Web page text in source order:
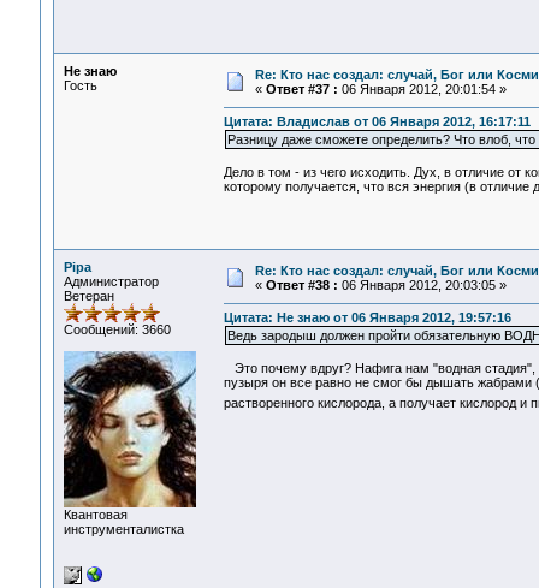
Не знаю
Гость
Re: Кто нас создал: случай, Бог или
« Ответ #37 : 06 Января 2012, 20:01:54 »
Цитата: Владислав от 06 Января 2012, 16:17:11
Разницу даже сможете определить? Что влоб, что
Дело в том - из чего исходить. Дух, в отличие от
которому получается, что вся энергия (в
Pipa
Администратор
Ветеран
Сообщений: 3660
Квантовая
инструменталистка
Re: Кто нас создал: случай, Бог или
« Ответ #38 : 06 Января 2012, 20:03:05 »
Цитата: Не знаю от 06 Января 2012, 19:57:16
Ведь зародыш должен пройти обязательную
Это почему вдруг? Нафига нам "водная
пузыря он все равно не смог бы дышать жабрами
растворенного кислорода, а получает кислород